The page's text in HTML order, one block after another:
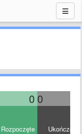
0 0
Rozpoczęte Ukończony